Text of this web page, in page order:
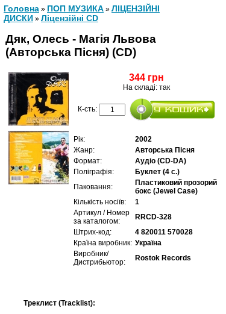
Головна » ПОП МУЗИКА » ЛІЦЕНЗІЙНІ
ДИСКИ » Ліцензійні СD
Дяк, Олесь - Магія Львова
(Авторська Пісня) (CD)
344 грн
На складі: так
К-сть:
Рік:
2002
Жанр:
Авторська Пісня
Формат:
Аудіо (CD-DA)
Поліграфія:
Буклет (4 с.)
Паковання:
Пластиковий прозорий
бокс (Jewel Case)
Кількість носіїв:
1
Артикул / Номер
за каталогом:
RRCD-328
Штрих-код:
4 820011 570028
Країна виробник: Україна
Виробник/
Дистрибьютор:
Rostok Records
Треклист (Tracklist):